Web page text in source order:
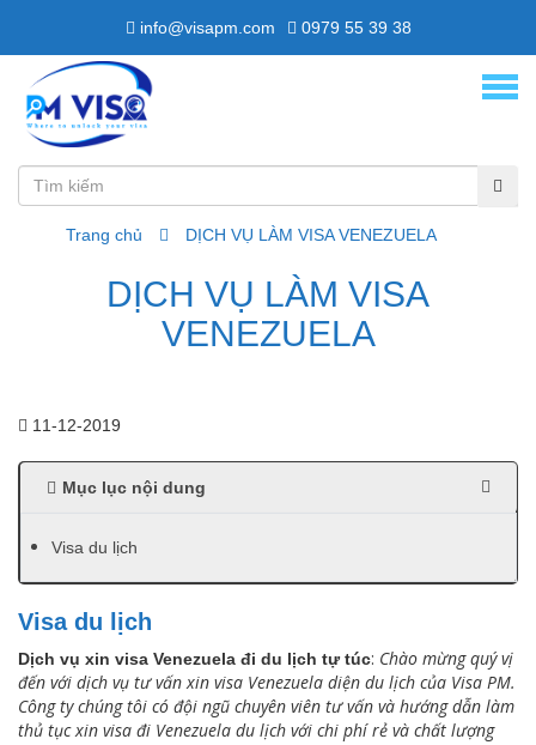
info@visapm.com 0979 55 39 38
Trang chủ DỊCH VỤ LÀM VISA VENEZUELA
DỊCH VỤ LÀM VISA
VENEZUELA
11-12-2019
Mục lục nội dung
Visa du lịch
Visa du lịch
Dịch vụ xin visa Venezuela đi du lịch tự túc: Chào mừng quý vị
đến với dịch vụ tư vấn xin visa Venezuela diện du lịch của Visa PM.
Công ty chúng tôi có đội ngũ chuyên viên tư vấn và hướng dẫn làm
thủ tục xin visa đi Venezuela du lịch với chi phí rẻ và chất lượng